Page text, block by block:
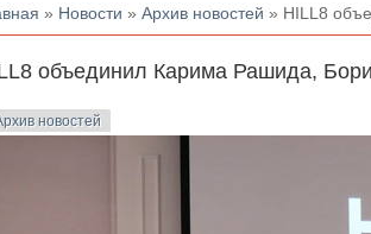
здесь
» Новости »Архив новостей » HILL8
объединил Карима Рашида,
новостей